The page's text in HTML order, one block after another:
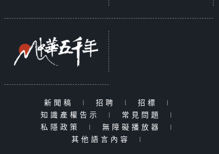
新聞稿 | 招聘 | 招標
|
知識產權告示
| 常見問題
|
私隱政策
| 無障礙播放器
|
其他語言內容
|